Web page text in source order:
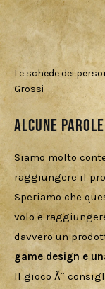
Le schede dei
Grossi
Alcune
Siamo molto
raggiungere il
Speriamo che
volo e
davvero un
game design e
Il gioco Ã¨